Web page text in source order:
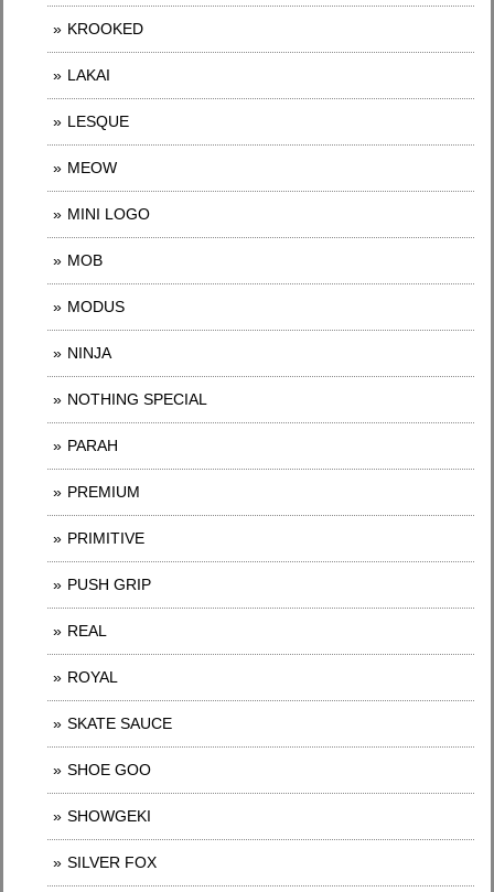
KROOKED
LAKAI
LESQUE
MEOW
MINI LOGO
MOB
MODUS
NINJA
NOTHING SPECIAL
PARAH
PREMIUM
PRIMITIVE
PUSH GRIP
REAL
ROYAL
SKATE SAUCE
SHOE GOO
SHOWGEKI
SILVER FOX